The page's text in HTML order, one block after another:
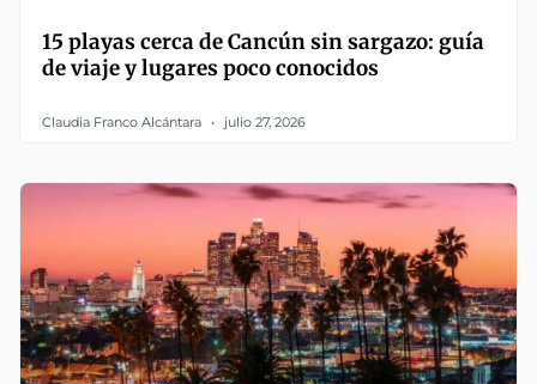
15 playas cerca de Cancún sin sargazo: guía
de viaje y lugares poco conocidos
Claudia Franco Alcántara julio 27, 2026